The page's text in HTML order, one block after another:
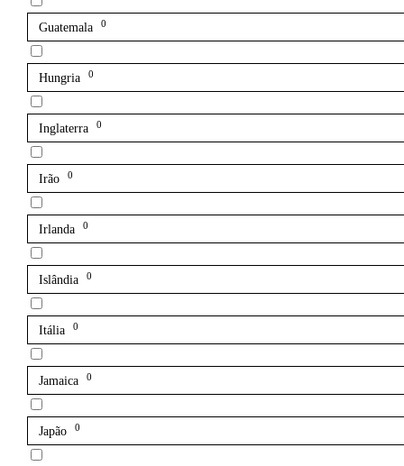
Guatemala 0
Hungria 0
Inglaterra 0
Irão 0
Irlanda 0
Islândia 0
Itália 0
Jamaica 0
Japão 0